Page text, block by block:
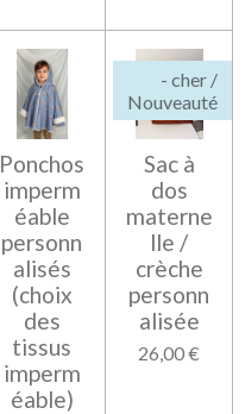
Ponchos
imperm
éable
personn
alisés
(choix
des
tissus
imperm
éable)
- cher /
Nouveauté
Sac à
dos
materne
lle /
crèche
personn
alisée
26,00 €